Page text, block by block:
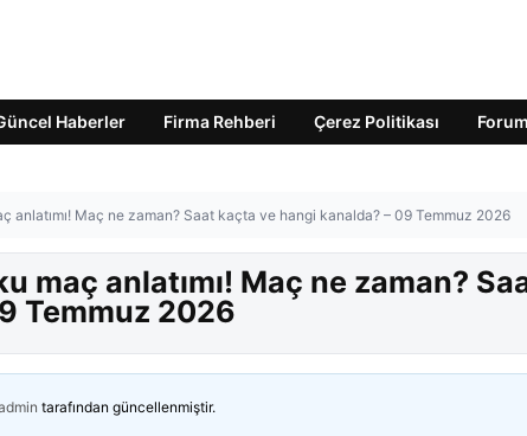
Haberler Firma Rehberi Çerez Politikası Forum
anlatımı! Maç ne zaman? Saat kaçta ve hangi kanalda? – 09 Temmuz 2026
maç anlatımı! Maç ne zaman?
Temmuz 2026
tarafından güncellenmiştir.